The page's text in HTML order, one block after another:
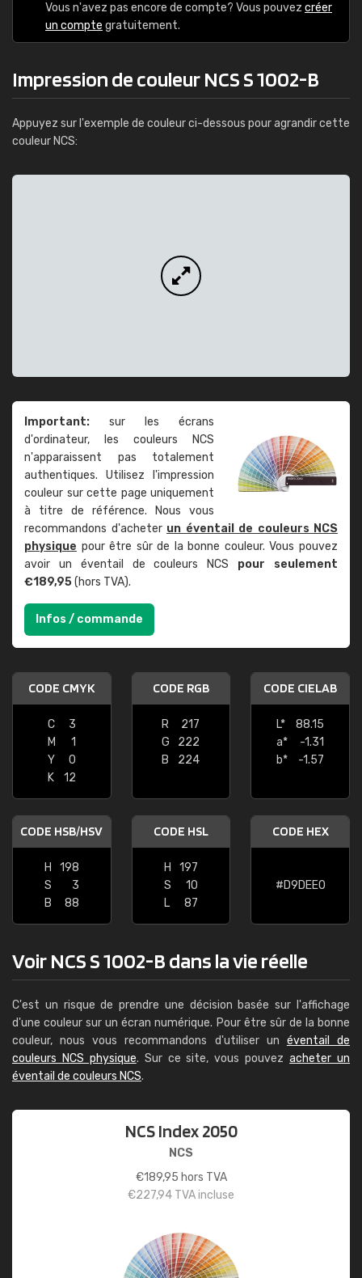
Vous n'avez pas encore de compte? Vous pouvez créer
un compte gratuitement.
Impression de couleur NCS S 1002-B
Appuyez sur l'exemple de couleur ci-dessous pour agrandir cette
couleur NCS:
Important: sur les écrans
d'ordinateur, les couleurs NCS
n'apparaissent pas totalement
authentiques. Utilisez l'impression
couleur sur cette page uniquement
à titre de référence. Nous vous
recommandons d'acheter un éventail de couleurs NCS
physique pour être sûr de la bonne couleur. Vous pouvez
avoir un éventail de couleurs NCS pour seulement
€189,95(hors TVA).
Infos / commande
CODE CMYK
C
3
M
1
Y
0
K
12
CODE RGB
R
217
G
222
B
224
CODE CIELAB
L*
88.15
a*
-1.31
b*
-1.57
CODE HSB/HSV
H
198
S
3
B
88
CODE HSL
H
197
S
10
L
87
CODE HEX
#D9DEE0
Voir NCS S 1002-B dans la vie réelle
C'est un risque de prendre une décision basée sur l'affichage
d'une couleur sur un écran numérique. Pour être sûr de la bonne
couleur, nous vous recommandons d'utiliser un éventail de
couleurs NCS physique. Sur ce site, vous pouvezacheter un
éventail de couleurs NCS.
NCS Index 2050
NCS
€189,95 hors TVA
€227,94 TVA incluse